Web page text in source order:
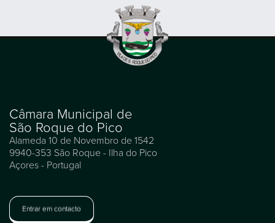
Câmara Municipal de
São Roque do Pico
Alameda 10 de Novembro de 1542
9940-353 São Roque - Ilha do Pico
Açores - Portugal
Entrar em contacto